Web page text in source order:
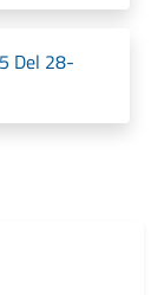
Del 28-